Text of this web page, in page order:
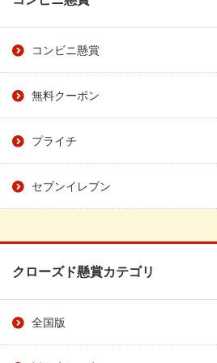
コンビニ懸賞
無料クーポン
プライチ
セブンイレブン
クローズド懸賞カテゴリ
全国版